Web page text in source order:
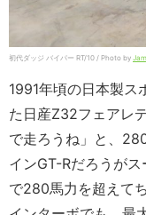
初代ダッジ バイパー RT/10 / Photo by
1991年頃の日本製ス
た日産Z32フェアレ
で走ろうね」と、
インGT-Rだろうが
で280馬力を超えて